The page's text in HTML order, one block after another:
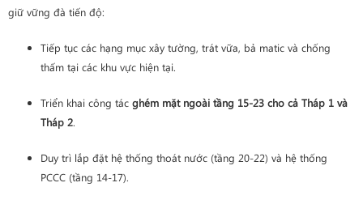
giữ vững đà tiến độ:
Tiếp tục các hạng mục xây tường, trát vữa, bả matic và chống
thấm tại các khu vực hiện tại.
Triển khai công tác ghém mặt ngoài tầng 15-23 cho cả Tháp 1 và
Tháp 2.
Duy trì lắp đặt hệ thống thoát nước (tầng 20-22) và hệ thống
PCCC (tầng 14-17).